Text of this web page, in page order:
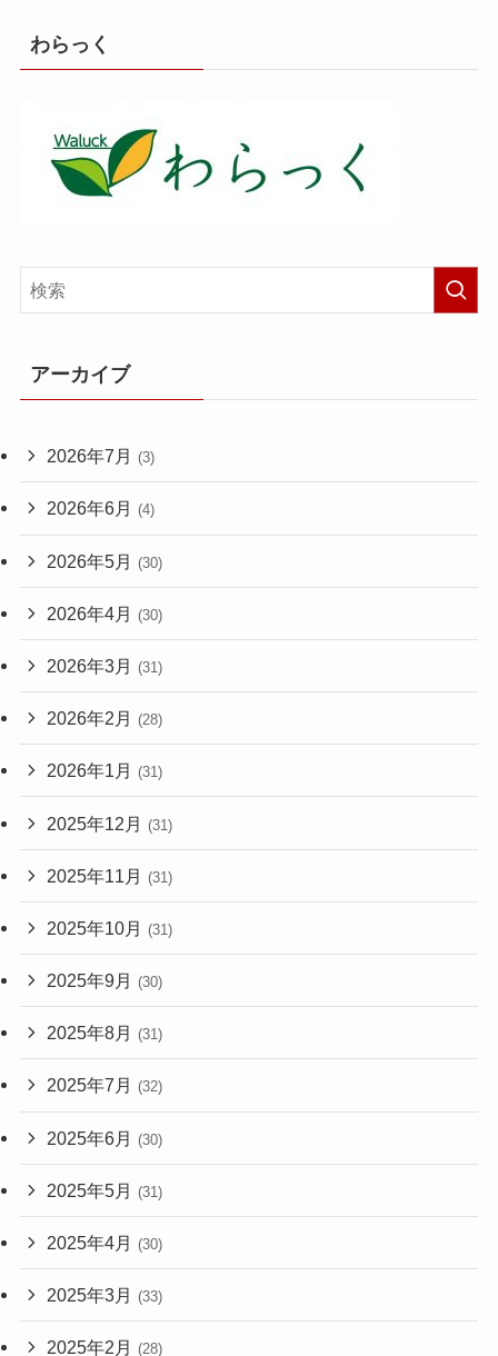
わらっく
アーカイブ
2026年7月 (3)
2026年6月 (4)
2026年5月 (30)
2026年4月 (30)
2026年3月 (31)
2026年2月 (28)
2026年1月 (31)
2025年12月 (31)
2025年11月 (31)
2025年10月 (31)
2025年9月 (30)
2025年8月 (31)
2025年7月 (32)
2025年6月 (30)
2025年5月 (31)
2025年4月 (30)
2025年3月 (33)
2025年2月 (28)